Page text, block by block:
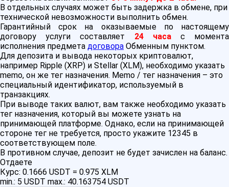
В отдельных случаях может быть задержка в обмене, при
технической невозможности выполнить обмен.
Гарантийный срок на оказываемые по настоящему
договору услуги составляет 24 часас момента
исполнения предмета договора Обменным пунктом.
Для депозита и вывода некоторых криптовалют,
например Ripple (XRP) и Stellar (XLM), необходимо указать
memo, он же тег назначения. Memo / тег назначения – это
специальный идентификатор, используемый в
транзакциях.
При выводе таких валют, вам также необходимо указать
тег назначения, который вы можете узнать на
принимающей платформе. Однако, если на принимающей
стороне тег не требуется, просто укажите 12345 в
соответствующем поле.
В противном случае, депозит не будет зачислен на баланс.
Отдаете
Курс: 0.1666 USDT = 0.975 XLM
min.: 5 USDT max.: 40.163754 USDT